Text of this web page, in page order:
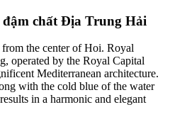
chất Địa Trung Hải
the center of Hoi. Royal
operated by the Royal Capital
Mediterranean architecture.
with the cold blue of the water
in a harmonic and elegant